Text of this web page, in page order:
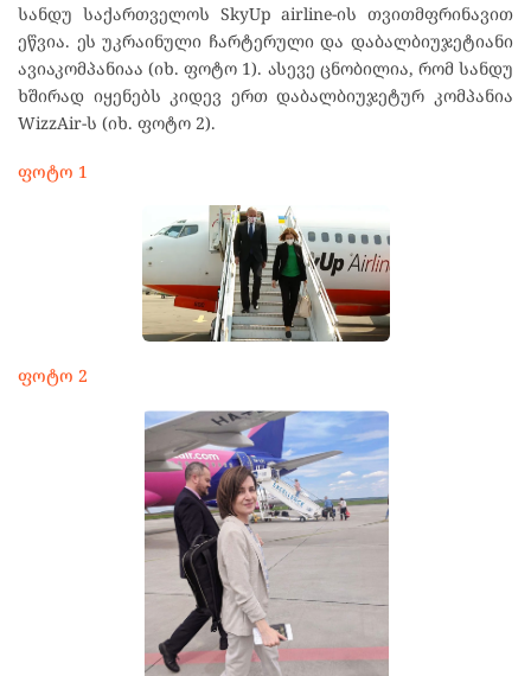
სანდუ საქართველოს SkyUp airline-ის თვითმფრინავით
ეწვია. ეს უკრაინული ჩარტერული და დაბალბიუჯეტიანი
ავიაკომპანიაა (იხ. ფოტო 1). ასევე ცნობილია, რომ სანდუ
ხშირად იყენებს კიდევ ერთ დაბალბიუჯეტურ კომპანია
WizzAir-ს (იხ. ფოტო 2).
ფოტო 1
ფოტო 2